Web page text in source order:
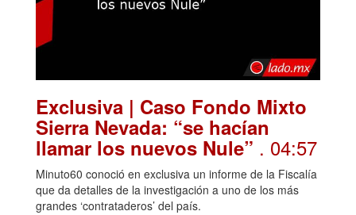
Exclusiva | Caso Fondo Mixto
Sierra Nevada: “se hacían
llamar los nuevos Nule” . 04:57
Minuto60 conoció en exclusiva un informe de la Fiscalía
que da detalles de la investigación a uno de los más
grandes ‘contrataderos’ del país.